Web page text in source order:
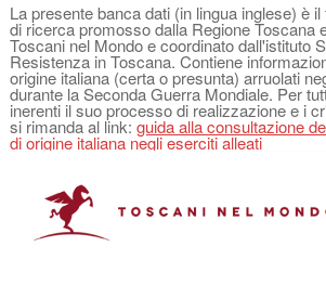
La presente banca dati (in lingua inglese) è
di ricerca promosso dalla Regione Toscana
Toscani nel Mondo e coordinato dall'istituto
Resistenza in Toscana. Contiene
origine italiana (certa o presunta) arruolati
durante la Seconda Guerra Mondiale. Per
inerenti il suo processo di realizzazione e i
si rimanda al link: guida alla consultazione
di origine italiana negli eserciti alleati